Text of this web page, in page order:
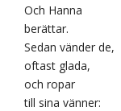
Och Hanna
berättar.
Sedan vänder de,
oftast glada,
och ropar
till sina vänner: